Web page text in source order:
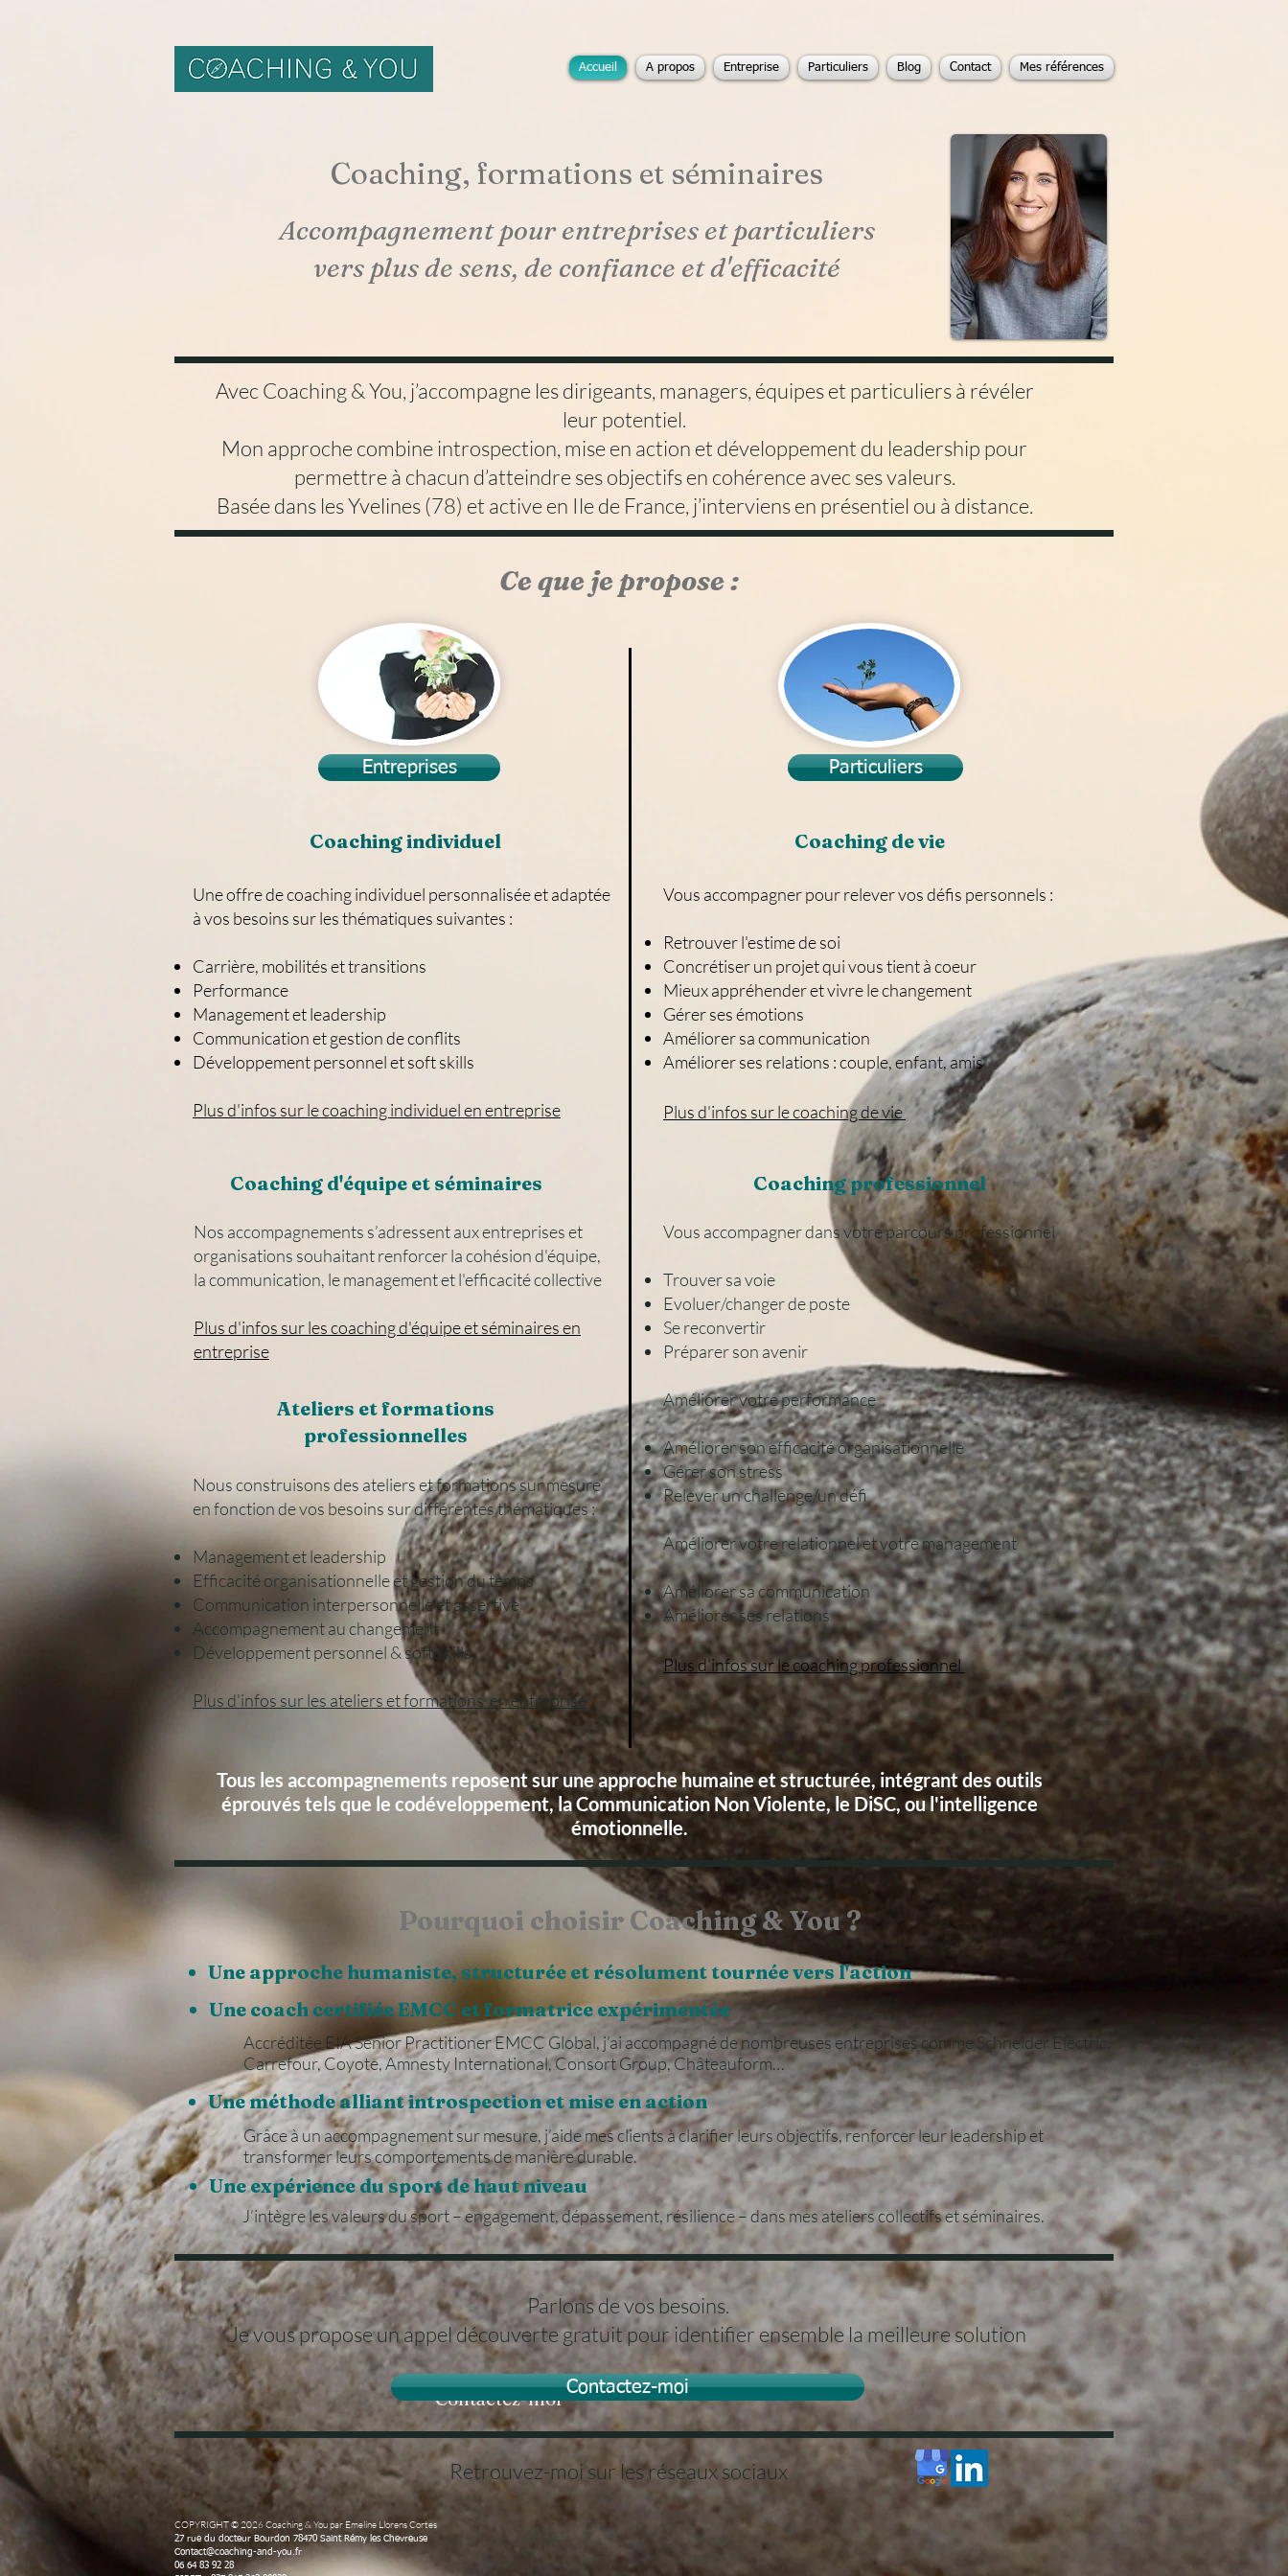
Accueil A propos Entreprise Particuliers Blog Contact Mes références
Coaching, formations et séminaires
Accompagnement pour entreprises et particuliers
vers plus de sens, de confiance et d'efficacité
Avec Coaching & You, j’accompagne les dirigeants, managers, équipes et particuliers à révéler
leur potentiel.
Mon approche combine introspection, mise en action et développement du leadership pour
permettre à chacun d’atteindre ses objectifs en cohérence avec ses valeurs.
Basée dans les Yvelines (78) et active en Ile de France, j’interviens en présentiel ou à distance.
Ce que je propose :
Entreprises
Coaching individuel
Une offre de coaching individuel personnalisée et adaptée
à vos besoins sur les thématiques suivantes :
Carrière, mobilités et transitions
Performance
Management et leadership
Communication et gestion de conflits
Développement personnel et soft skills
Plus d'infos sur le coaching individuel en entreprise
Coaching d'équipe et séminaires
Nos accompagnements s’adressent aux entreprises et
organisations souhaitant renforcer la cohésion d'équipe,
la communication, le management et l'efficacité collective
Plus d'infos sur les coaching d'équipe et séminaires en
entreprise
Particuliers
Coaching de vie
Vous accompagner pour relever vos défis personnels :
Retrouver l'estime de soi
Concrétiser un projet qui vous tient à coeur
Mieux appréhender et vivre le changement
Gérer ses émotions​
Améliorer sa communication
Améliorer ses relations : couple, enfant, amis
Plus d'infos sur le coaching de vie
Coaching professionnel
Vous accompagner dans votre parcours professionnel
Trouver sa voie
Evoluer/changer de poste
Se reconvertir
Préparer son avenir
Améliorer votre performance
Améliorer son efficacité organisationnelle
Gérer son stress
Relever un challenge/un défi
Améliorer votre relationnel et votre management
Améliorer sa communication
Améliorer ses relations
Plus d'infos sur le coaching professionnel
Ateliers et formations
professionnelles
Nous construisons des ateliers et formations sur mesure
en fonction de vos besoins sur différentes thématiques :
Management et leadership
Efficacité organisationnelle et gestion du temps
Communication interpersonnelle et assertive
Accompagnement au changement
Développement personnel & soft skills​
​​Plus d'infos sur les ateliers et formations en entreprise
Tous les accompagnements reposent sur une approche humaine et structurée, intégrant des outils
éprouvés tels que le codéveloppement, la Communication Non Violente, le DiSC, ou l'intelligence
émotionnelle.
Pourquoi choisir Coaching & You ?
Une approche humaniste, structurée et résolument tournée vers l'action
Une coach certifiée EMCC et formatrice expérimentée
Accréditée EIA Senior Practitioner EMCC Global, j’ai accompagné de nombreuses entreprises comme Schneider Electric,
Carrefour, Coyote, Amnesty International, Consort Group, Châteauform…
Une méthode alliant introspection et mise en action
Grâce à un accompagnement sur mesure, j’aide mes clients à clarifier leurs objectifs, renforcer leur leadership et
transformer leurs comportements de manière durable.
Une expérience du sport de haut niveau
J’intègre les valeurs du sport – engagement, dépassement, résilience – dans mes ateliers collectifs et séminaires.
​Parlons de vos besoins.
Je vous propose un appel découverte gratuit pour identifier ensemble la meilleure solution
Contactez-moi Contactez-moi
Retrouvez-moi sur les réseaux sociaux
​COPYRIGHT © 2026 Coaching & You par Emeline Llorens Cortes
27 rue du docteur Bourdon 78470 Saint Rémy les Chevreuse
Contact@coaching-and-you.fr
06 64 83 92 28